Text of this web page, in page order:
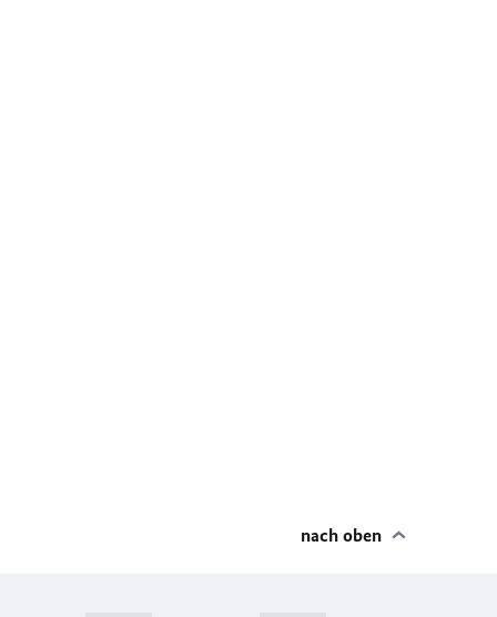
nach oben